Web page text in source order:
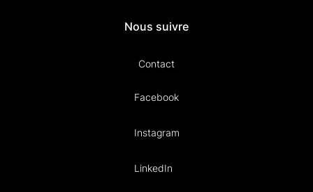
Nous suivre
Contact
Facebook
Instagram
LinkedIn